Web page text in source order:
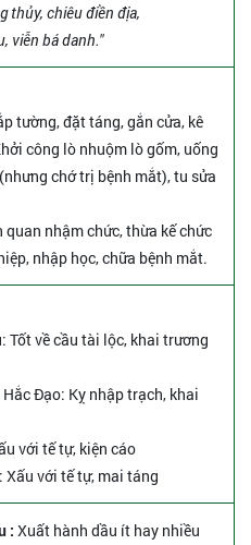
thủy, chiêu điền địa,
viễn bá danh."
tường, đặt táng, gắn cửa, kê
công lò nhuộm lò gốm, uống
chớ trị bệnh mắt), tu sửa
quan nhậm chức, thừa kế chức
nhập học, chữa bệnh mắt.
Tốt về cầu tài lộc, khai trương
Hắc Đạo: Kỵ nhập trạch, khai
với tế tự, kiện cáo
Xấu với tế tự, mai táng
: Xuất hành dầu ít hay nhiều